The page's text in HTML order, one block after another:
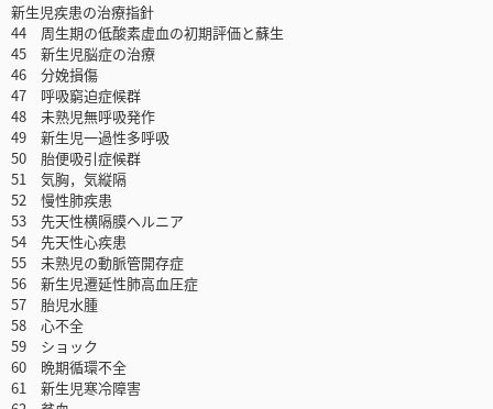
新生児疾患の治療指針
44 周生期の低酸素虚血の初期評価と蘇生
45 新生児脳症の治療
46 分娩損傷
47 呼吸窮迫症候群
48 未熟児無呼吸発作
49 新生児一過性多呼吸
50 胎便吸引症候群
51 気胸，気縦隔
52 慢性肺疾患
53 先天性横隔膜ヘルニア
54 先天性心疾患
55 未熟児の動脈管開存症
56 新生児遷延性肺高血圧症
57 胎児水腫
58 心不全
59 ショック
60 晩期循環不全
61 新生児寒冷障害